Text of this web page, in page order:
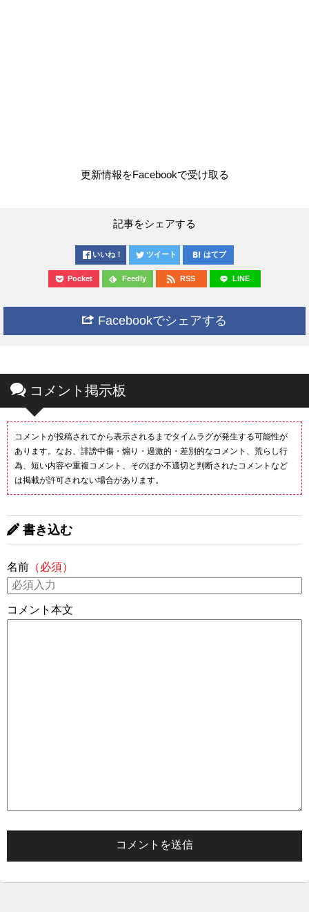
更新情報をFacebookで受け取る
記事をシェアする
いいね！ ツイート はてブ
Pocket Feedly RSS LINE
Facebookでシェアする
コメント掲示板
コメントが投稿されてから表示されるまでタイムラグが発生する可能性が
あります。なお、誹謗中傷・煽り・過激的・差別的なコメント、荒らし行
為、短い内容や重複コメント、そのほか不適切と判断されたコメントなど
は掲載が許可されない場合があります。
書き込む
名前 （必須）
コメント本文